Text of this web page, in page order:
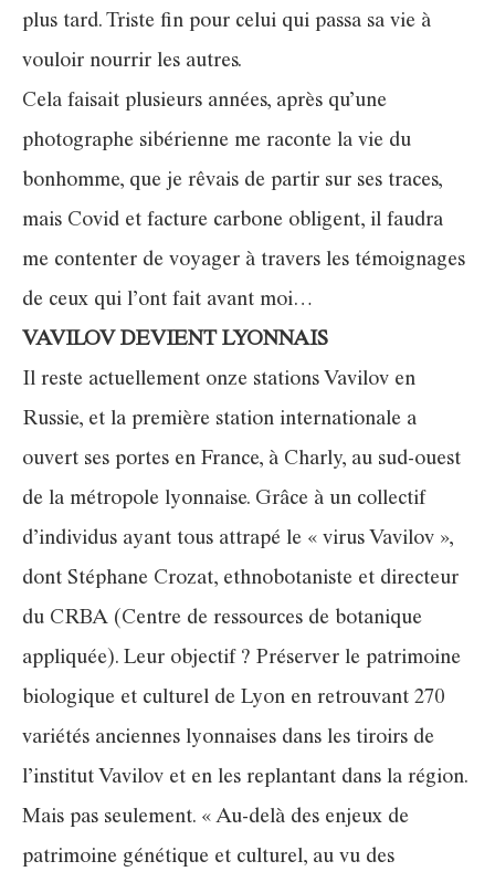
plus tard. Triste fin pour celui qui passa sa vie à
vouloir nourrir les autres.
Cela faisait plusieurs années, après qu’une
photographe sibérienne me raconte la vie du
bonhomme, que je rêvais de partir sur ses traces,
mais Covid et facture carbone obligent, il faudra
me contenter de voyager à travers les témoignages
de ceux qui l’ont fait avant moi…
VAVILOV DEVIENT LYONNAIS
Il reste actuellement onze stations Vavilov en
Russie, et la première station internationale a
ouvert ses portes en France, à Charly, au sud-ouest
de la métropole lyonnaise. Grâce à un collectif
d’individus ayant tous attrapé le « virus Vavilov »,
dont Stéphane Crozat, ethnobotaniste et directeur
du CRBA (Centre de ressources de botanique
appliquée). Leur objectif ? Préserver le patrimoine
biologique et culturel de Lyon en retrouvant 270
variétés anciennes lyonnaises dans les tiroirs de
l’institut Vavilov et en les replantant dans la région.
Mais pas seulement. « Au-delà des enjeux de
patrimoine génétique et culturel, au vu des